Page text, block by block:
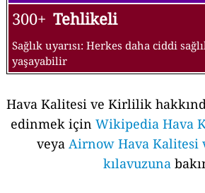
300+ Tehlikeli
Sağlık uyarısı: Herkes daha ciddi
yaşayabilir
Hava Kalitesi ve Kirlilik
edinmek için Wikipedia Hava
veya Airnow Hava Kalitesi
kılavuzuna